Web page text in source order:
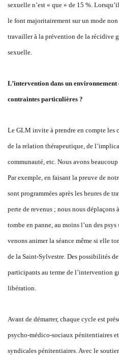
sexuelle n’est « que » de 15 %.
le font majoritairement sur un mode
travailler à la prévention de la récidive
sexuelle.
L’intervention dans un
contraintes particulières ?
Le GLM invite à prendre en compte les
de la relation thérapeutique, de
communauté, etc. Nous avons
Par exemple, en faisant la preuve de
sont programmées après les heures de
perte de revenus ; nous nous déplaçons
tombe en panne, au moins l’un des
venons animer la séance même si elle
de la Saint-Sylvestre. Des possibilités
participants au terme de l’intervention
libération.
Avant de démarrer, chaque cycle est
psycho-médico-sociaux pénitentiaires
syndicales pénitentiaires. Avec le